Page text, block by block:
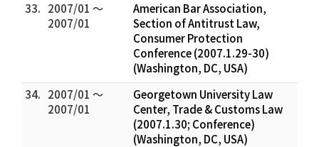
33. 2007/01 ～
2007/01
American Bar Association,
Section of Antitrust Law,
Consumer Protection
Conference (2007.1.29-30)
(Washington, DC, USA)
34. 2007/01 ～
2007/01
Georgetown University Law
Center, Trade & Customs Law
(2007.1.30; Conference)
(Washington, DC, USA)